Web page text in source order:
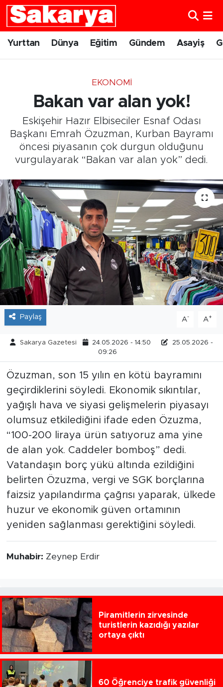
Yurttan Dünya Eğitim Gündem Asayiş
EKONOMI
Bakan var alan yok!
Eskişehir Hazır Elbiseciler Esnaf Odası
Başkanı Emrah Özuzman, Kurban Bayramı
öncesi piyasanın çok durgun olduğunu
vurgulayarak “Bakan var alan yok” dedi.
Paylaş A- A+
Sakarya Gazetesi 24.05.2026 - 14:50
25.05.2026 -
09:26
Özuzman, son 15 yılın en kötü bayramını
geçirdiklerini söyledi. Ekonomik sıkıntılar,
yağışlı hava ve siyasi gelişmelerin piyasayı
olumsuz etkilediğini ifade eden Özuzma,
“100-200 liraya ürün satıyoruz ama yine
de alan yok. Caddeler bomboş” dedi.
Vatandaşın borç yükü altında ezildiğini
belirten Özuzma, vergi ve SGK borçlarına
faizsiz yapılandırma çağrısı yaparak, ülkede
huzur ve ekonomik güven ortamının
yeniden sağlanması gerektiğini söyledi.
Muhabir: Zeynep Erdir
Piramitlerin zirvesinde
turistlerin kazıdığı yazılar
ortaya çıktı
60 Öğrenciye trafik güvenliği
Yurttan
Eskişehirspor
Spor
Sağlık
Kültür Sanat
Tarihçe
Resmi İlanlar
Söyleşi
Foto Şaka
Teknoloji
Eskişehir Nöbetçi Eczaneler
Süper Lig Puan Durumu ve Fikstür
Tüm Manşetler
Son Dakika Haberleri
Haber Arşivi